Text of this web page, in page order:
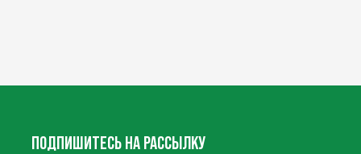
ПОДПИШИТЕСЬ НА РАССЫЛКУ